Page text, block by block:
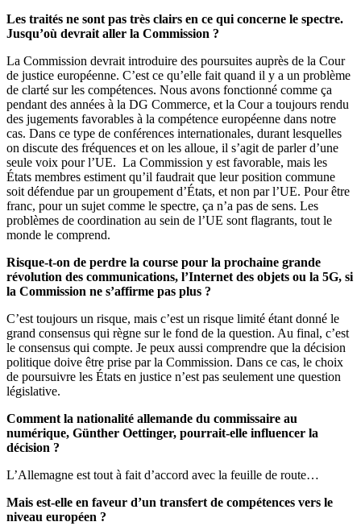
Les traités ne sont pas très clairs en ce qui concerne le spectre.
Jusqu’où devrait aller la Commission ?
La Commission devrait introduire des poursuites auprès de la Cour
de justice européenne. C’est ce qu’elle fait quand il y a un problème
de clarté sur les compétences. Nous avons fonctionné comme ça
pendant des années à la DG Commerce, et la Cour a toujours rendu
des jugements favorables à la compétence européenne dans notre
cas. Dans ce type de conférences internationales, durant lesquelles
on discute des fréquences et on les alloue, il s’agit de parler d’une
seule voix pour l’UE. La Commission y est favorable, mais les
États membres estiment qu’il faudrait que leur position commune
soit défendue par un groupement d’États, et non par l’UE. Pour être
franc, pour un sujet comme le spectre, ça n’a pas de sens. Les
problèmes de coordination au sein de l’UE sont flagrants, tout le
monde le comprend.
Risque-t-on de perdre la course pour la prochaine grande
révolution des communications, l’Internet des objets ou la 5G, si
la Commission ne s’affirme pas plus ?
C’est toujours un risque, mais c’est un risque limité étant donné le
grand consensus qui règne sur le fond de la question. Au final, c’est
le consensus qui compte. Je peux aussi comprendre que la décision
politique doive être prise par la Commission. Dans ce cas, le choix
de poursuivre les États en justice n’est pas seulement une question
législative.
Comment la nationalité allemande du commissaire au
numérique, Günther Oettinger, pourrait-elle influencer la
décision ?
L’Allemagne est tout à fait d’accord avec la feuille de route…
Mais est-elle en faveur d’un transfert de compétences vers le
niveau européen ?